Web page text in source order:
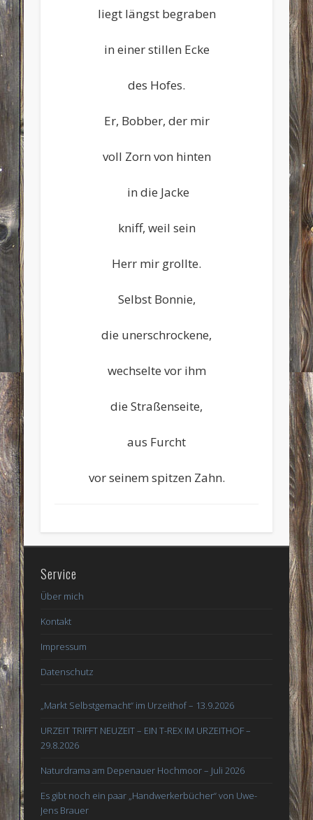
liegt längst begraben
in einer stillen Ecke
des Hofes.
Er, Bobber, der mir
voll Zorn von hinten
in die Jacke
kniff, weil sein
Herr mir grollte.
Selbst Bonnie,
die unerschrockene,
wechselte vor ihm
die Straßenseite,
aus Furcht
vor seinem spitzen Zahn.
Service
Über mich
Kontakt
Impressum
Datenschutz
„Markt Selbstgemacht“ im Urzeithof – 13.9.2026
URZEIT TRIFFT NEUZEIT – EIN T-REX IM URZEITHOF –
29.8.2026
Naturdrama am Depenauer Hochmoor – Juli 2026
Es gibt noch ein paar „Handwerkerbücher“ von Uwe-
Jens Brauer